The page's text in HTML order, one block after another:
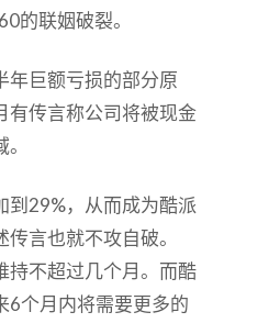
的联姻破裂。
年巨额亏损的部分原
有传言称公司将被现金
到29%，从而成为酷派
言也就不攻自破。
持不超过几个月。而酷
6个月内将需要更多的